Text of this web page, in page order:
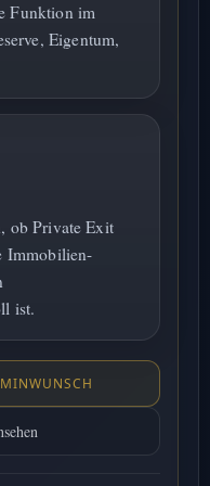
Funktion im
Eigentum,
ob Private Exit
Immobilien-
ist.